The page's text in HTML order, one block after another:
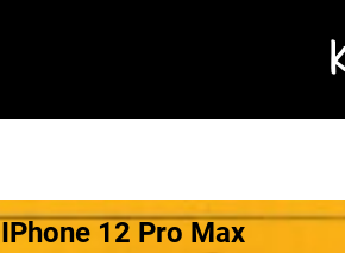
IPhone 12 Pro Max